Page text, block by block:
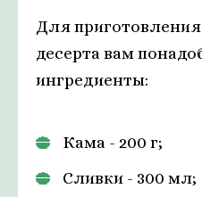
Для
десерта вам
ингредиенты:
Кама - 200 г;
Сливки - 300 мл;